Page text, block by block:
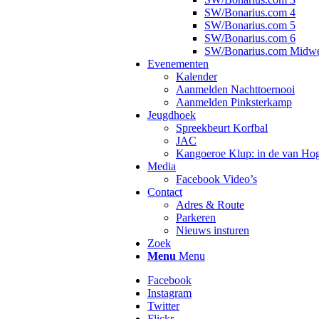
SW/Bonarius.com 4
SW/Bonarius.com 5
SW/Bonarius.com 6
SW/Bonarius.com
Evenementen
Kalender
Aanmelden Nachttoernooi
Aanmelden Pinksterkamp
Jeugdhoek
Spreekbeurt Korfbal
JAC
Kangoeroe Klup: in de van
Media
Facebook Video’s
Contact
Adres & Route
Parkeren
Nieuws insturen
Zoek
Menu Menu
Facebook
Instagram
Twitter